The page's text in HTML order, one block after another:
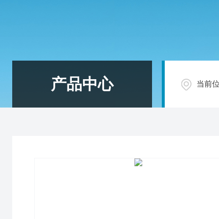
产品中心 当前